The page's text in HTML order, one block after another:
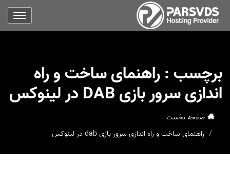
برچسب :راهنمای ساخت و راه
اندازی سرور بازی DAB در لینوکس
صفحه نخست
راهنمای ساخت و راه اندازی سرور بازی dab در لینوکس